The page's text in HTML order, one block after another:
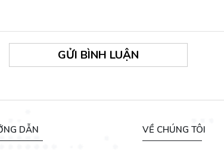
GỬI BÌNH LUẬN
DẪN VỀ CHÚNG TÔI